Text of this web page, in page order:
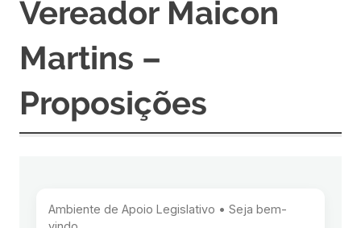
Vereador Maicon
Martins –
Proposições